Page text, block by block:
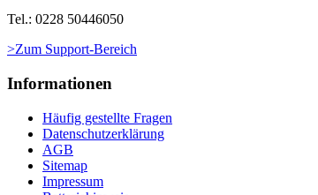
Tel.: 0228 50446050
>Zum Support-Bereich
Informationen
Häufig gestellte Fragen
Datenschutzerklärung
AGB
Sitemap
Impressum